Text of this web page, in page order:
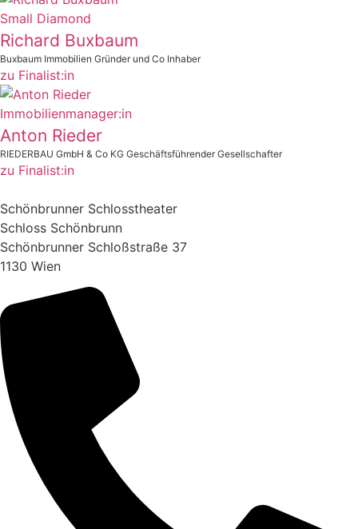
Small Diamond
Richard Buxbaum
Buxbaum Immobilien Gründer und Co Inhaber
zu Finalist:in
Immobilienmanager:in
Anton Rieder
RIEDERBAU GmbH & Co KG Geschäftsführender Gesellschafter
zu Finalist:in
Schönbrunner Schlosstheater
Schloss Schönbrunn
Schönbrunner Schloßstraße 37
1130 Wien